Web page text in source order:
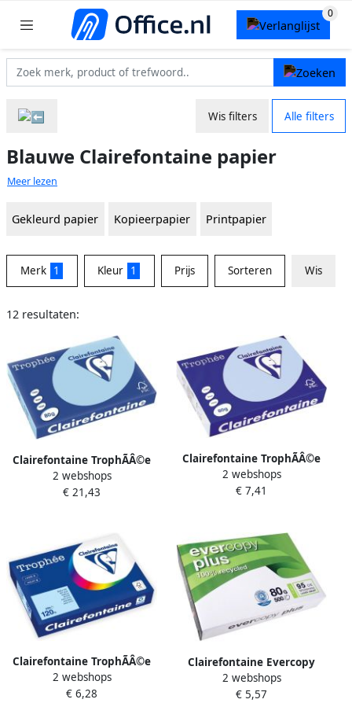
Wis filters Alle filters
Blauwe Clairefontaine papier
Meer lezen
Gekleurd papier Kopieerpapier Printpapier
Merk 1 Kleur 1 Prijs Sorteren Wis
12 resultaten:
Clairefontaine TrophÃÂ©e
Pastel gekleurd papier A3
80 g 500 vel blauw
2 webshops
€ 21,43
Clairefontaine TrophÃÂ©e
gekleurd papier A4 80 g 500
vel blauw
2 webshops
€ 7,41
Clairefontaine TrophÃÂ©e
Pastel gekleurd papier A4
120 g 250 vel blauw
2 webshops
€ 6,28
Clairefontaine Evercopy
kopieerpapier Plus ft A4 80
g pak van 500 vel
2 webshops
€ 5,57